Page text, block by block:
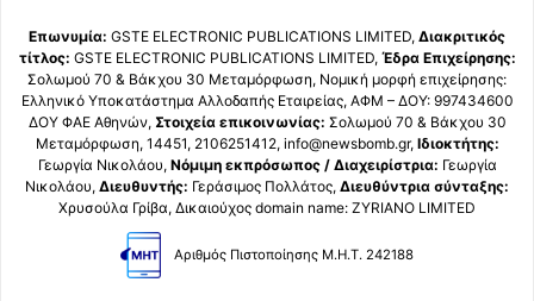
Επωνυμία: GSTE ELECTRONIC PUBLICATIONS LIMITED, Διακριτικός
τίτλος: GSTE ELECTRONIC PUBLICATIONS LIMITED, Έδρα Επιχείρησης:
Σολωμού 70 & Βάκχου 30 Μεταμόρφωση, Νομική μορφή επιχείρησης:
Ελληνικό Υποκατάστημα Αλλοδαπής Εταιρείας, ΑΦΜ – ΔΟΥ: 997434600
ΔΟΥ ΦΑΕ Αθηνών, Στοιχεία επικοινωνίας: Σολωμού 70 & Βάκχου 30
Μεταμόρφωση, 14451, 2106251412, info@newsbomb.gr, Ιδιοκτήτης:
Γεωργία Νικολάου, Νόμιμη εκπρόσωπος / Διαχειρίστρια: Γεωργία
Νικολάου, Διευθυντής: Γεράσιμος Πολλάτος, Διευθύντρια σύνταξης:
Χρυσούλα Γρίβα, Δικαιούχος domain name: ZYRIANO LIMITED
Αριθμός Πιστοποίησης Μ.Η.Τ. 242188